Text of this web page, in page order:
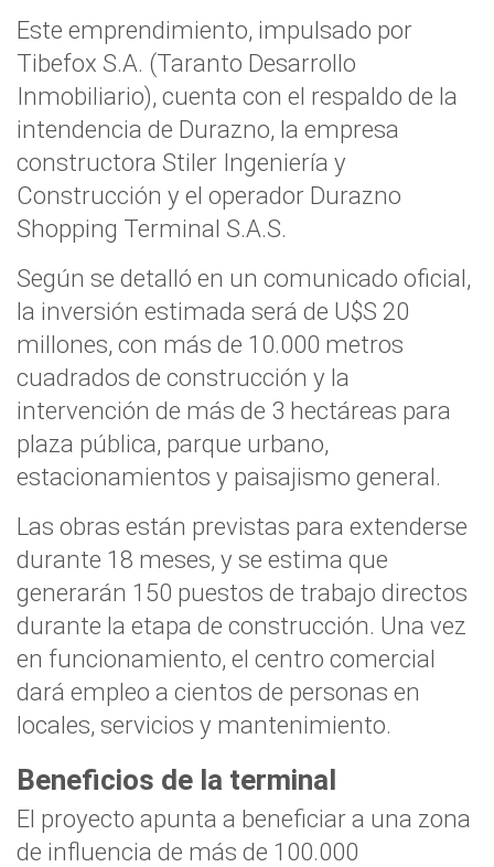
Este emprendimiento, impulsado por
Tibefox S.A. (Taranto Desarrollo
Inmobiliario), cuenta con el respaldo de la
intendencia de Durazno, la empresa
constructora Stiler Ingeniería y
Construcción y el operador Durazno
Shopping Terminal S.A.S.
Según se detalló en un comunicado oficial,
la inversión estimada será de U$S 20
millones, con más de 10.000 metros
cuadrados de construcción y la
intervención de más de 3 hectáreas para
plaza pública, parque urbano,
estacionamientos y paisajismo general.
Las obras están previstas para extenderse
durante 18 meses, y se estima que
generarán 150 puestos de trabajo directos
durante la etapa de construcción. Una vez
en funcionamiento, el centro comercial
dará empleo a cientos de personas en
locales, servicios y mantenimiento.
Beneficios de la terminal
El proyecto apunta a beneficiar a una zona
de influencia de más de 100.000